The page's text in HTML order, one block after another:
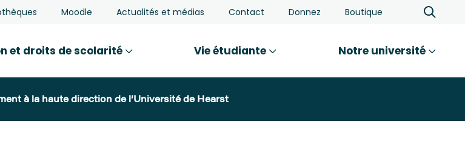
Moodle Actualités et médias Contact Donnez Boutique
et droits de scolarité Vie étudiante Notre université
à la haute direction de l’Université de Hearst